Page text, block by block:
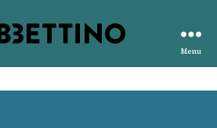
editore
Menu